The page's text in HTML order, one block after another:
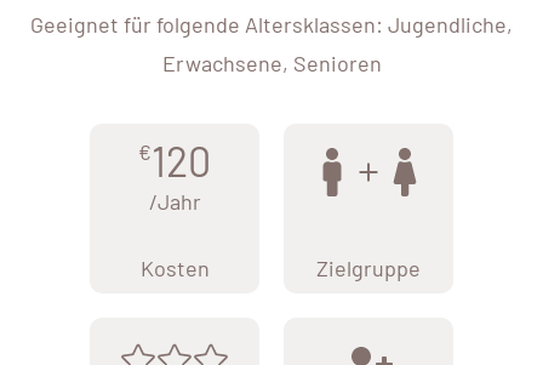
Geeignet für folgende Altersklassen: Jugendliche,
Erwachsene, Senioren
€120
/Jahr
Kosten Zielgruppe